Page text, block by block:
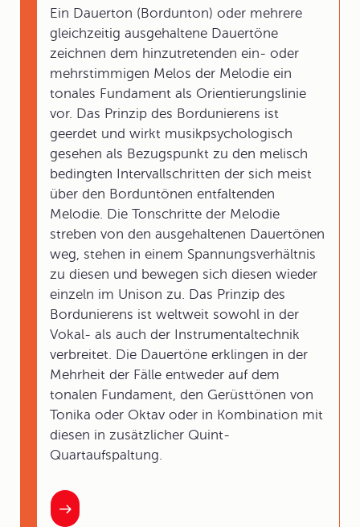
Ein Dauerton (Bordunton) oder mehrere
gleichzeitig ausgehaltene Dauertöne
zeichnen dem hinzutretenden ein- oder
mehrstimmigen Melos der Melodie ein
tonales Fundament als Orientierungslinie
vor. Das Prinzip des Bordunierens ist
geerdet und wirkt musikpsychologisch
gesehen als Bezugspunkt zu den melisch
bedingten Intervallschritten der sich meist
über den Borduntönen entfaltenden
Melodie. Die Tonschritte der Melodie
streben von den ausgehaltenen Dauertönen
weg, stehen in einem Spannungsverhältnis
zu diesen und bewegen sich diesen wieder
einzeln im Unison zu. Das Prinzip des
Bordunierens ist weltweit sowohl in der
Vokal- als auch der Instrumentaltechnik
verbreitet. Die Dauertöne erklingen in der
Mehrheit der Fälle entweder auf dem
tonalen Fundament, den Gerüsttönen von
Tonika oder Oktav oder in Kombination mit
diesen in zusätzlicher Quint-
Quartaufspaltung.